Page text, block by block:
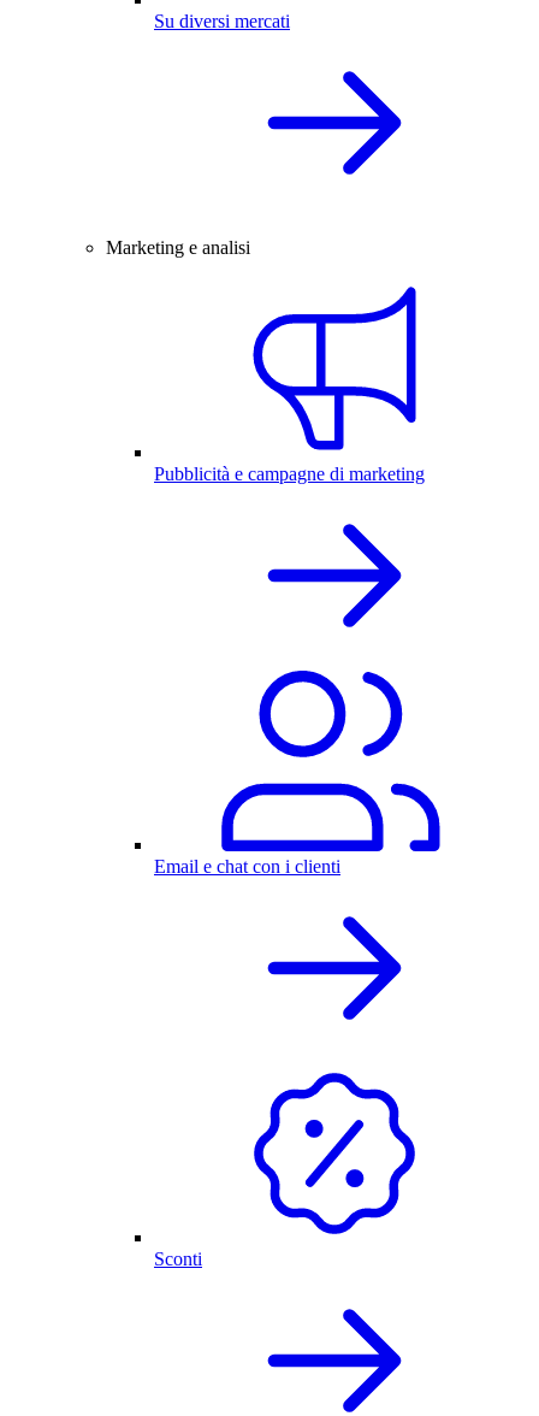
Su diversi mercati
Marketing e analisi
Pubblicità e campagne di marketing
Email e chat con i clienti
Sconti